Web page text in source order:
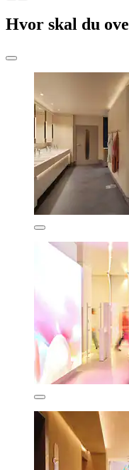
Hvor skal du